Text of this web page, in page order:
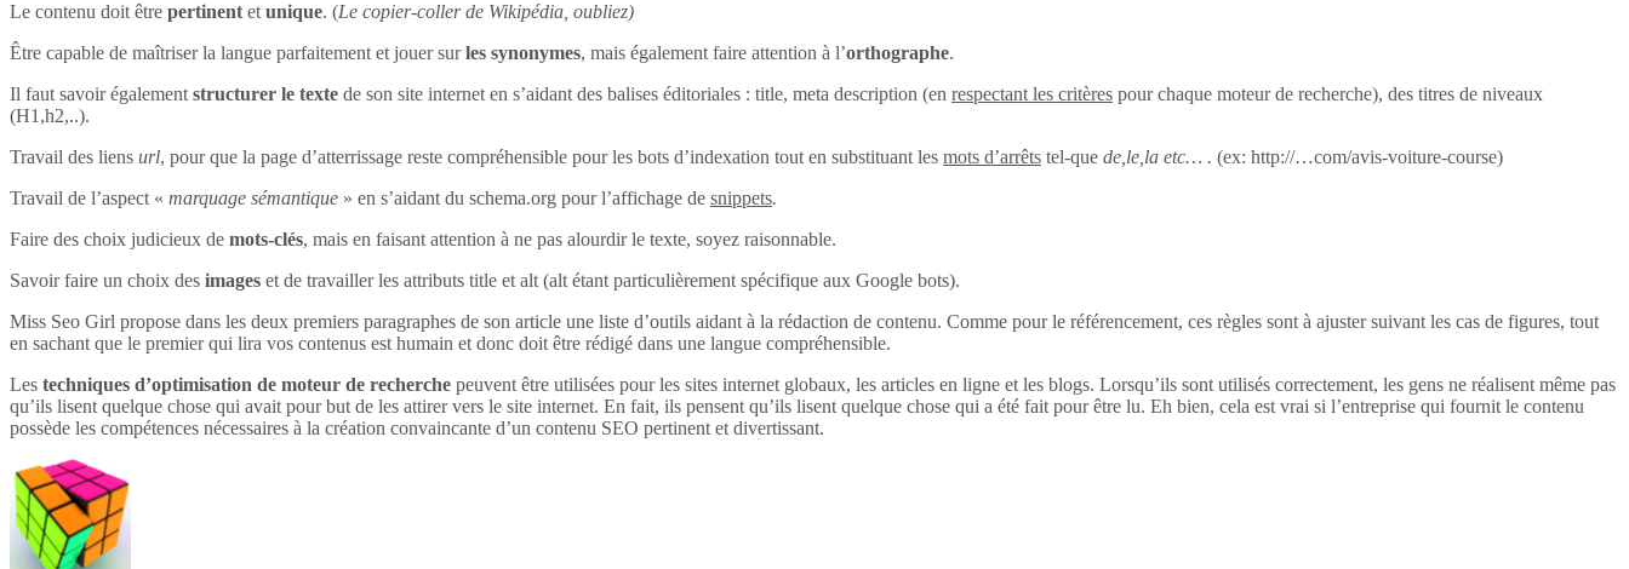
Le contenu doit être pertinent et unique. (Le copier-coller de Wikipédia, oubliez)
Être capable de maîtriser la langue parfaitement et jouer surles synonymes, mais également faire attention à l’orthographe.
Il faut savoir également structurer le texte de son site internet en s’aidant des balises éditoriales : title, meta description (en respectant les critères pour chaque moteur de recherche), des titres de niveaux
(H1,h2,..).
Travail des liens url, pour que la page d’atterrissage reste compréhensible pour les bots d’indexation tout en substituant les mots d’arrêts tel-que de,le,la etc… . (ex: http://…com/avis-voiture-course)
Travail de l’aspect « marquage sémantique » en s’aidant du schema.org pour l’affichage de snippets.
Faire des choix judicieux de mots-clés, mais en faisant attention à ne pas alourdir le texte, soyez raisonnable.
Savoir faire un choix des images et de travailler les attributs title et alt (alt étant particulièrement spécifique aux Google bots).
Miss Seo Girl propose dans les deux premiers paragraphes de son article une liste d’outils aidant à la rédaction de contenu. Comme pour le référencement, ces règles sont à ajuster suivant les cas de figures, tout
en sachant que le premier qui lira vos contenus est humain et donc doit être rédigé dans une langue compréhensible.
Les techniques d’optimisation de moteur de recherche peuvent être utilisées pour les sites internet globaux, les articles en ligne et les blogs. Lorsqu’ils sont utilisés correctement, les gens ne réalisent même pas
qu’ils lisent quelque chose qui avait pour but de les attirer vers le site internet. En fait, ils pensent qu’ils lisent quelque chose qui a été fait pour être lu. Eh bien, cela est vrai si l’entreprise qui fournit le contenu
possède les compétences nécessaires à la création convaincante d’un contenu SEO pertinent et divertissant.